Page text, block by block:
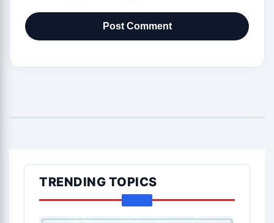
TRENDING TOPICS